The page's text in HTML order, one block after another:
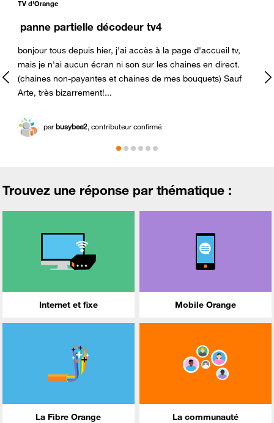
TV d'Orange
panne partielle décodeur tv4
bonjour tous depuis hier, j'ai accès à la page d'accueil tv,
mais je n'ai aucun écran ni son sur les chaines en direct.
(chaines non-payantes et chaines de mes bouquets) Sauf
Arte, très bizarrement!...
parbusybee2, contributeur confirmé
Trouvez une réponse par thématique :
Internet et fixe Mobile Orange
La Fibre Orange La communauté